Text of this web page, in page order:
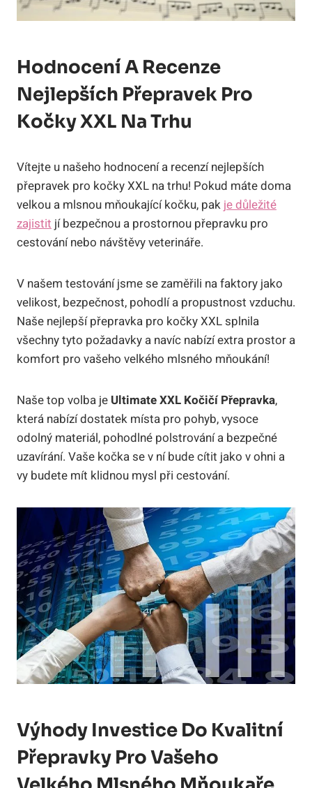
Hodnocení A Recenze
Nejlepších Přepravek Pro
Kočky XXL Na Trhu
Vítejte u našeho hodnocení a recenzí nejlepších
přepravek pro kočky XXL na trhu! Pokud máte doma
velkou a mlsnou mňoukající kočku, pak je důležité
zajistit jí bezpečnou a prostornou přepravku pro
cestování nebo návštěvy veterináře.
V našem testování jsme se zaměřili na faktory jako
velikost, bezpečnost, pohodlí a propustnost vzduchu.
Naše nejlepší přepravka pro kočky XXL splnila
všechny tyto požadavky a navíc nabízí extra prostor a
komfort pro vašeho velkého mlsného mňoukání!
Naše top volba je Ultimate XXL Kočičí Přepravka,
která nabízí dostatek místa pro pohyb, vysoce
odolný materiál, pohodlné polstrování a bezpečné
uzavírání. Vaše kočka se v ní bude cítit jako v ohni a
vy budete mít klidnou mysl při cestování.
Výhody Investice Do Kvalitní
Přepravky Pro Vašeho